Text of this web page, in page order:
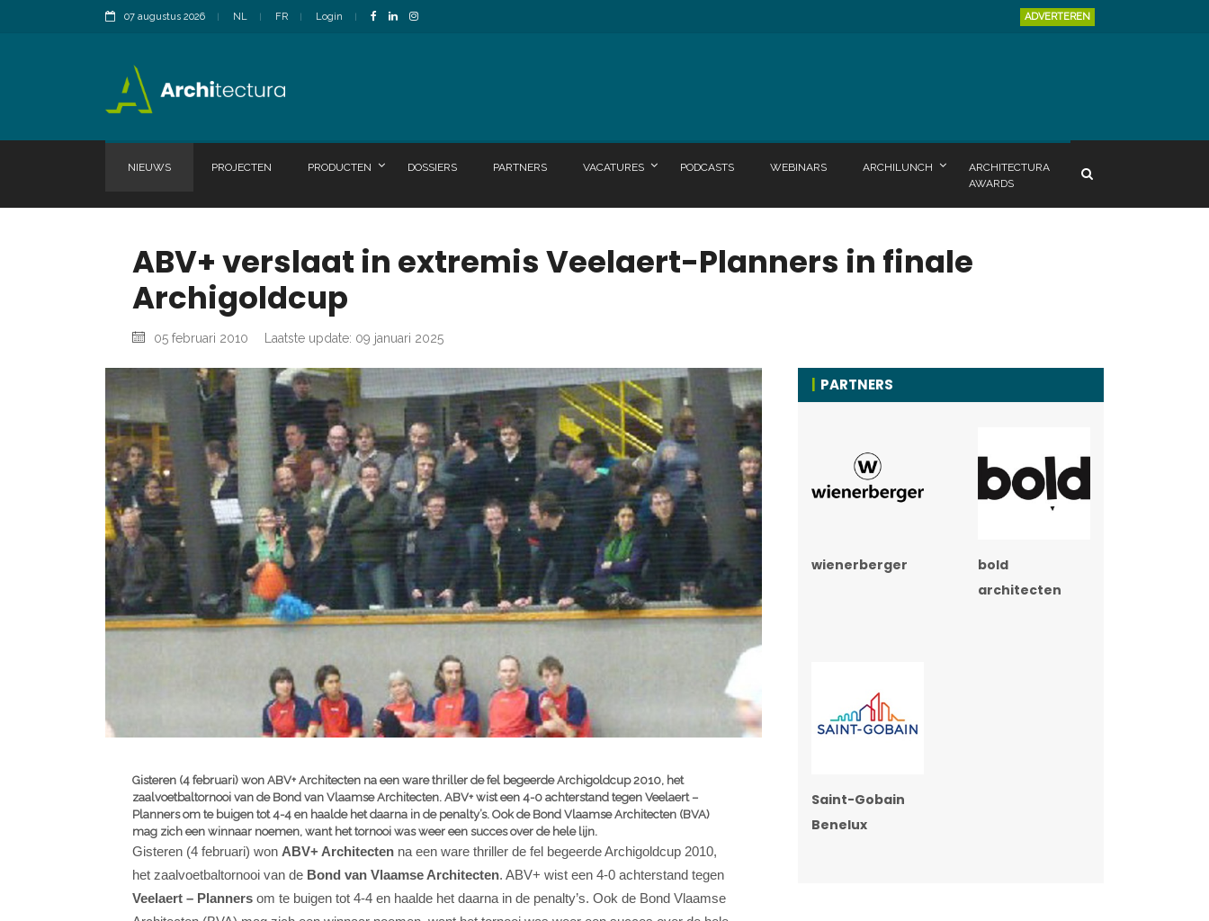
07 augustus 2026 NL FR Login ADVERTEREN
NIEUWS PROJECTEN PRODUCTEN DOSSIERS PARTNERS VACATURES PODCASTS WEBINARS ARCHILUNCH
ARCHITECTURA
AWARDS
ABV+ verslaat in extremis Veelaert-Planners in finale
Archigoldcup
05 februari 2010 Laatste update: 09 januari 2025
Gisteren (4 februari) won ABV+ Architecten na een ware thriller de fel begeerde Archigoldcup 2010, het
zaalvoetbaltornooi van de Bond van Vlaamse Architecten. ABV+ wist een 4-0 achterstand tegen Veelaert –
Planners om te buigen tot 4-4 en haalde het daarna in de penalty’s. Ook de Bond Vlaamse Architecten (BVA)
mag zich een winnaar noemen, want het tornooi was weer een succes over de hele lijn.
Gisteren (4 februari) won ABV+ Architecten na een ware thriller de fel begeerde Archigoldcup 2010,
het zaalvoetbaltornooi van de Bond van Vlaamse Architecten. ABV+ wist een 4-0 achterstand tegen
Veelaert – Planners om te buigen tot 4-4 en haalde het daarna in de penalty’s. Ook de Bond Vlaamse
PARTNERS
wienerberger
bold
architecten
Saint-Gobain
Benelux